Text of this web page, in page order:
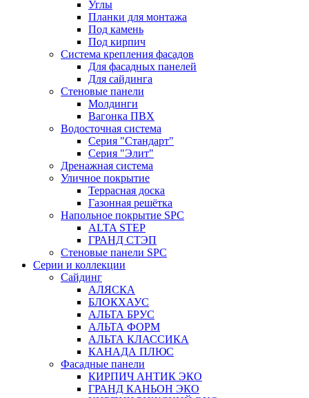
Углы
Планки для монтажа
Под камень
Под кирпич
Система крепления фасадов
Для фасадных панелей
Для сайдинга
Стеновые панели
Молдинги
Вагонка ПВХ
Водосточная система
Серия "Стандарт"
Серия "Элит"
Дренажная система
Уличное покрытие
Террасная доска
Газонная решётка
Напольное покрытие SPC
ALTA STEP
ГРАНД СТЭП
Стеновые панели SPC
Серии и коллекции
Сайдинг
АЛЯСКА
БЛОКХАУС
АЛЬТА БРУС
АЛЬТА ФОРМ
АЛЬТА КЛАССИКА
КАНАДА ПЛЮС
Фасадные панели
КИРПИЧ АНТИК ЭКО
ГРАНД КАНЬОН ЭКО